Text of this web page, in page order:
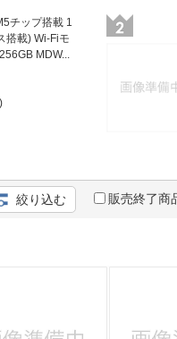
規約
チップ搭載 1
搭載) Wi-Fiモ
デル ストレージ：256GB MDW...
絞り込む 販売終了商